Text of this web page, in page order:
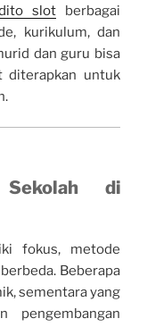
slot berbagai
kurikulum, dan
dan guru bisa
diterapkan untuk
Sekolah di
fokus, metode
Beberapa
sementara yang
pengembangan